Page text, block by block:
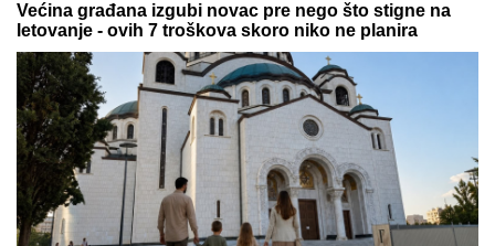
Većina građana izgubi novac pre nego što stigne na
letovanje - ovih 7 troškova skoro niko ne planira